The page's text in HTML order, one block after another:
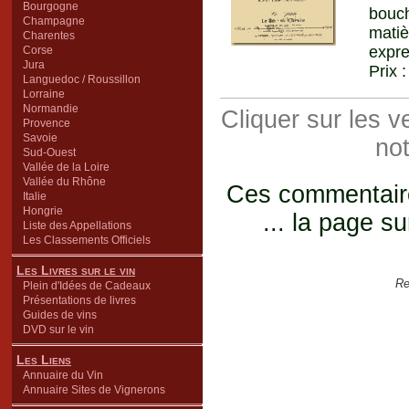
Bourgogne
Champagne
Charentes
Corse
Jura
Languedoc / Roussillon
Lorraine
Normandie
Provence
Savoie
Sud-Ouest
Vallée de la Loire
Vallée du Rhône
Italie
Hongrie
Liste des Appellations
Les Classements Officiels
Les Livres sur le vin
Plein d'Idées de Cadeaux
Présentations de livres
Guides de vins
DVD sur le vin
Les Liens
Annuaire du Vin
Annuaire Sites de Vignerons
Prix
Cliquer sur les
Ces
... la page